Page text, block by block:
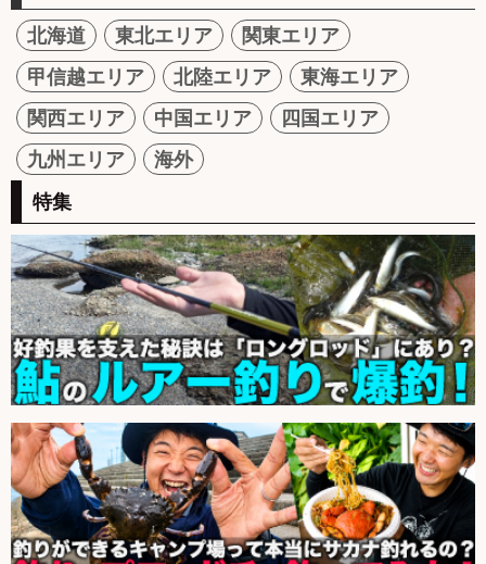
北海道 東北エリア
関東エリア
甲信越エリア
北陸エリア
東海エリア
関西エリア
中国エリア
四国エリア
九州エリア
海外
特集